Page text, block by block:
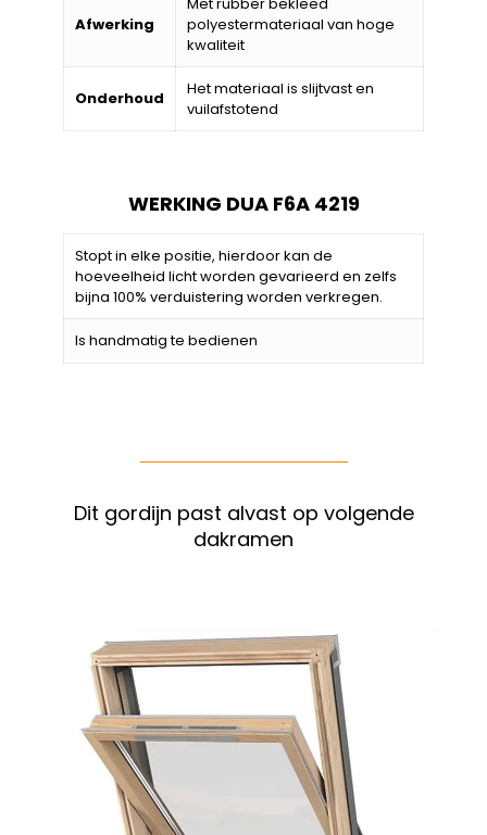
Afwerking
polyestermateriaal van hoge
kwaliteit
Onderhoud
Het materiaal is slijtvast en
vuilafstotend
WERKING DUA F6A 4219
Stopt in elke positie, hierdoor kan de
hoeveelheid licht worden gevarieerd en zelfs
bijna 100% verduistering worden verkregen.
Is handmatig te bedienen
Dit gordijn past alvast op volgende
dakramen